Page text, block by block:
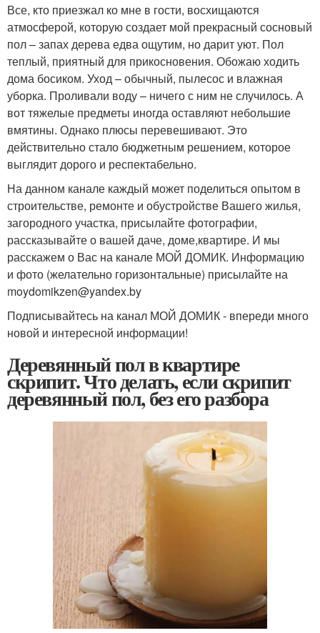
Все, кто приезжал ко мне в гости, восхищаются
атмосферой, которую создает мой прекрасный сосновый
пол – запах дерева едва ощутим, но дарит уют. Пол
теплый, приятный для прикосновения. Обожаю ходить
дома босиком. Уход – обычный, пылесос и влажная
уборка. Проливали воду – ничего с ним не случилось. А
вот тяжелые предметы иногда оставляют небольшие
вмятины. Однако плюсы перевешивают. Это
действительно стало бюджетным решением, которое
выглядит дорого и респектабельно.
На данном канале каждый может поделиться опытом в
строительстве, ремонте и обустройстве Вашего жилья,
загородного участка, присылайте фотографии,
рассказывайте о вашей даче, доме,квартире. И мы
расскажем о Вас на канале МОЙ ДОМИК. Информацию
и фото (желательно горизонтальные) присылайте на
moydomikzen@yandex.by
Подписывайтесь на канал МОЙ ДОМИК - впереди много
новой и интересной информации!
Деревянный пол в квартире
скрипит. Что делать, если скрипит
деревянный пол, без его разбора